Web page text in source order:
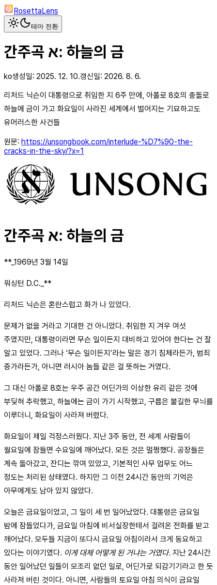
RosettaLens
테마 전환
간주곡 א: 하늘의 금
ko생성일: 2025. 12. 10.갱신일: 2026. 8. 6.
리처드 닉슨이 대통령으로 취임한 지 6주 만에, 아폴로 8호의 충돌로
하늘에 금이 가고 화요일이 사라진 세계에서 벌어지는 기묘하고도
유머러스한 사건들
원문: https://unsongbook.com/interlude-%D7%90-the-
cracks-in-the-sky/?x=1
간주곡 א: 하늘의 금
**_1969년 3월 14일
워싱턴 D.C._**
리처드 닉슨은 혼란스럽고 화가 나 있었다.
문제가 없을 거라고 기대한 건 아니었다. 취임한 지 겨우 여섯
주였지만, 대통령이라면 무슨 일이든지 대비하고 있어야 한다는 건 잘
알고 있었다. 그러나 ‘무슨 일이든지’라는 말은 경기 침체라든가, 범죄
증가라든가, 아니면 러시아 놈들 같은 걸 뜻하는 거였다.
그 대신 아폴로 8호는 우주 공간 어딘가의 이상한 유리 같은 것에
부딪혀 추락했고, 하늘에는 금이 가기 시작했고, 구름은 불길한 무늬를
이루더니, 화요일이 사라져 버렸다.
화요일이 제일 걱정스러웠다. 지난 3주 동안, 전 세계 사람들이
월요일에 잠들면 수요일에 깨어났다. 모든 것은 멀쩡했다. 공장들은
계속 돌아갔고, 잔디는 깎여 있었고, 기본적인 사무 업무도 어느
정도는 처리된 상태였다. 하지만 그 이전 24시간 동안의 기억은
아무에게도 남아 있지 않았다.
오늘은 금요일이었고, 그 일이 세 번 일어났었다. 대통령은 금요일
밤에 잠들었다가, 금요일 아침에 비서실장한테서 걸려온 전화를 받고
깨어났다. 모두들 지금이 또다시 금요일 아침이라서 크게 동요하고
있다는 이야기였다. 이게 대체 어떻게 된 거냐는 거였다. 지난 24시간
동안 일어났던 일들이 모조리 없던 일로, 어딘가로 되감기기라고 한 듯
사라져 버린 것이다. 아니면, 사람들의 토요일 아침 의식이 금요일